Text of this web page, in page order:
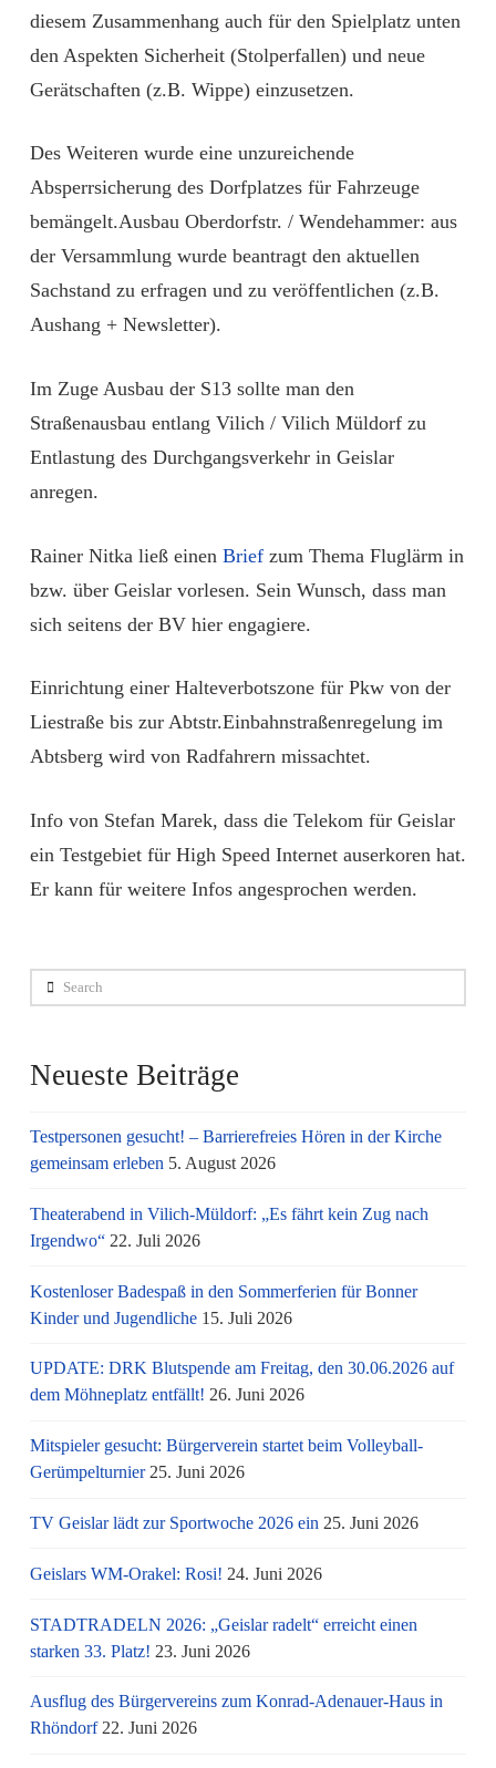
diesem Zusammenhang auch für den Spielplatz unten
den Aspekten Sicherheit (Stolperfallen) und neue
Gerätschaften (z.B. Wippe) einzusetzen.
Des Weiteren wurde eine unzureichende
Absperrsicherung des Dorfplatzes für Fahrzeuge
bemängelt.Ausbau Oberdorfstr. / Wendehammer: aus
der Versammlung wurde beantragt den aktuellen
Sachstand zu erfragen und zu veröffentlichen (z.B.
Aushang + Newsletter).
Im Zuge Ausbau der S13 sollte man den
Straßenausbau entlang Vilich / Vilich Müldorf zu
Entlastung des Durchgangsverkehr in Geislar
anregen.
Rainer Nitka ließ einen Brief zum Thema Fluglärm in
bzw. über Geislar vorlesen. Sein Wunsch, dass man
sich seitens der BV hier engagiere.
Einrichtung einer Halteverbotszone für Pkw von der
Liestraße bis zur Abtstr.Einbahnstraßenregelung im
Abtsberg wird von Radfahrern missachtet.
Info von Stefan Marek, dass die Telekom für Geislar
ein Testgebiet für High Speed Internet auserkoren hat.
Er kann für weitere Infos angesprochen werden.
Search
Neueste Beiträge
Testpersonen gesucht! – Barrierefreies Hören in der Kirche
gemeinsam erleben 5. August 2026
Theaterabend in Vilich-Müldorf: „Es fährt kein Zug nach
Irgendwo“ 22. Juli 2026
Kostenloser Badespaß in den Sommerferien für Bonner
Kinder und Jugendliche 15. Juli 2026
UPDATE: DRK Blutspende am Freitag, den 30.06.2026 auf
dem Möhneplatz entfällt! 26. Juni 2026
Mitspieler gesucht: Bürgerverein startet beim Volleyball-
Gerümpelturnier 25. Juni 2026
TV Geislar lädt zur Sportwoche 2026 ein 25. Juni 2026
Geislars WM-Orakel: Rosi! 24. Juni 2026
STADTRADELN 2026: „Geislar radelt“ erreicht einen
starken 33. Platz! 23. Juni 2026
Ausflug des Bürgervereins zum Konrad-Adenauer-Haus in
Rhöndorf 22. Juni 2026